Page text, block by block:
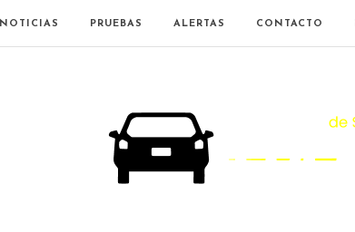
NOTICIAS PRUEBAS ALERTAS CONTACTO